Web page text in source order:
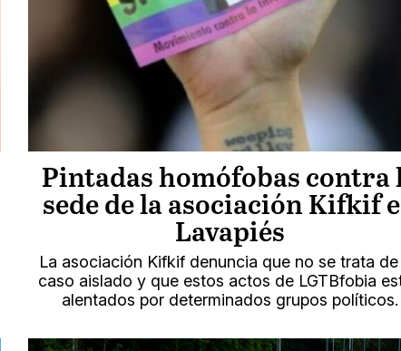
Pintadas homófobas contra
sede de la asociación Kifkif
Lavapiés
La asociación Kifkif denuncia que no se trata de
caso aislado y que estos actos de LGTBfobia
alentados por determinados grupos políticos.